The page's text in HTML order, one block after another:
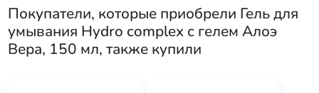
Покупатели, которые приобрели Гель для
умывания Hydro complex с гелем Алоэ
Вера, 150 мл, также купили